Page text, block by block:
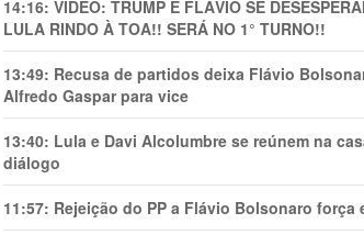
14:16: VÍDEO: TRUMP E FLÁVIO SE
LULA RINDO À TOA!! SERÁ NO 1° TURNO!!
13:49: Recusa de partidos deixa Flávio
Alfredo Gaspar para vice
13:40: Lula e Davi Alcolumbre se reúnem na
diálogo
11:57: Rejeição do PP a Flávio Bolsonaro